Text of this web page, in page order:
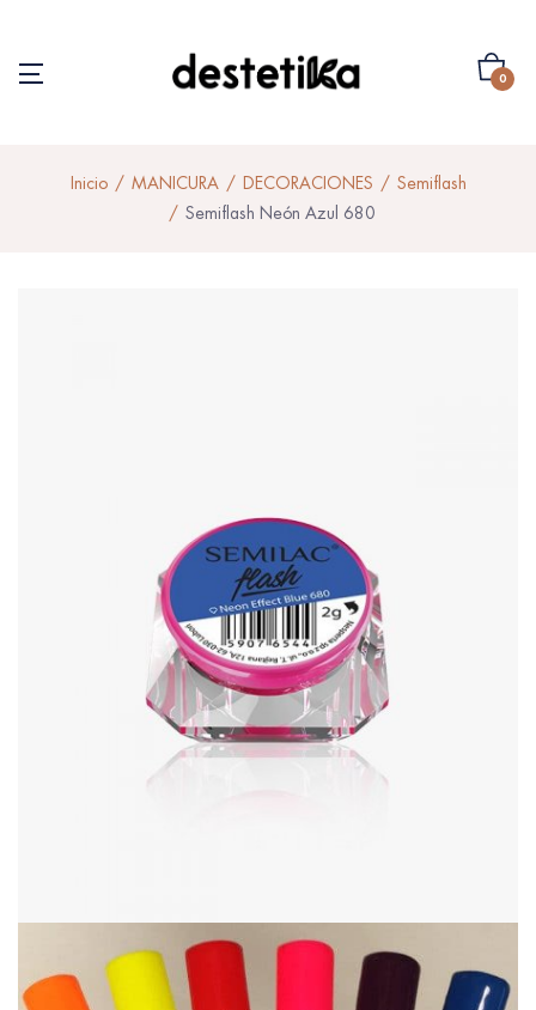
0
Inicio MANICURA DECORACIONES
Semiflash
Semiflash Neón Azul 680